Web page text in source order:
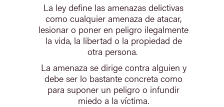
La ley define las amenazas delictivas
como cualquier amenaza de atacar,
lesionar o poner en peligro ilegalmente
la vida, la libertad o la propiedad de
otra persona.
La amenaza se dirige contra alguien y
debe ser lo bastante concreta como
para suponer un peligro o infundir
miedo a la víctima.